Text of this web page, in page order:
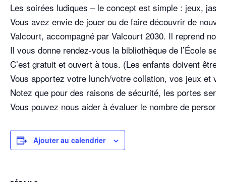
Les soirées ludiques – le concept est simple : jeux,
Vous avez envie de jouer ou de faire découvrir de
Valcourt, accompagné par Valcourt 2030. Il reprend
Il vous donne rendez-vous la bibliothèque de l’École
C’est gratuit et ouvert à tous. (Les enfants doivent être
Vous apportez votre lunch/votre collation, vos jeux et
Notez que pour des raisons de sécurité, les portes
Vous pouvez nous aider à évaluer le nombre de
Ajouter au calendrier